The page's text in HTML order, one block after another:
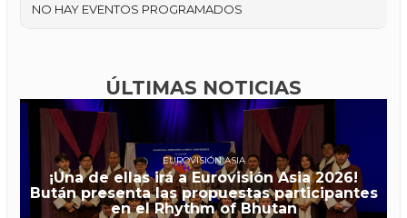
NO HAY EVENTOS PROGRAMADOS
ÚLTIMAS NOTICIAS
EUROVISIÓN ASIA
¡Una de ellas irá a Eurovisión Asia 2026!
Bután presenta las propuestas participantes
en el Rhythm of Bhutan